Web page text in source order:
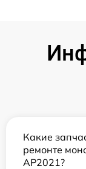
Какие
ремонте
AP2021?